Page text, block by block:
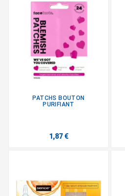
PATCHS BOUTON
PURIFIANT
1,87 €